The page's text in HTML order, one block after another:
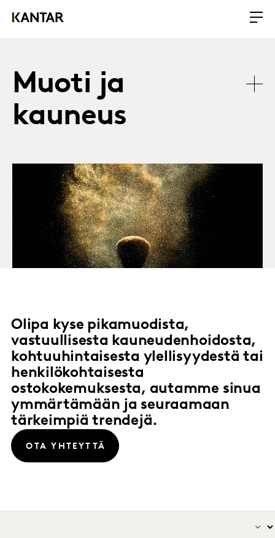
Muoti ja
kauneus
Olipa kyse pikamuodista,
vastuullisesta kauneudenhoidosta,
kohtuuhintaisesta ylellisyydestä tai
henkilökohtaisesta
ostokokemuksesta, autamme sinua
ymmärtämään ja seuraamaan
tärkeimpiä trendejä.
OTA YHTEYTTÄ